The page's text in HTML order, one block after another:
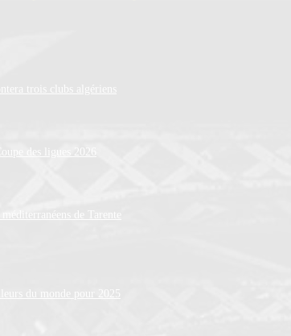
trois clubs algériens
des ligues 2026
de Tarente
du monde pour 2025